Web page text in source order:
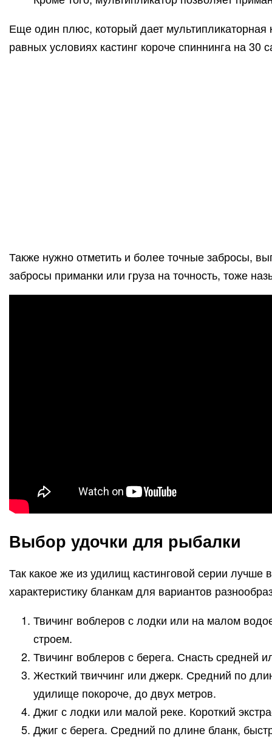
Еще один плюс, который дает мультипликаторная
равных условиях кастинг короче спиннинга на 30
Также нужно отметить и более точные забросы,
забросы приманки или груза на точность, тоже
Выбор удочки для рыбалки
Так какое же из удилищ кастинговой серии
характеристику бланкам для вариантов
Твичинг воблеров с лодки или на малом
строем.
Твичинг воблеров с берега. Снасть средней
Жесткий твиччинг или джерк. Средний по
удилище покороче, до двух метров.
Джиг с лодки или малой реке. Короткий
Джиг с берега. Средний по длине бланк,